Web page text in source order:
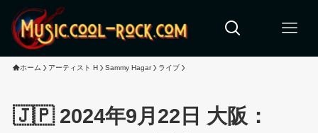
ホーム アーティスト H Sammy Hagar ライブ
🇯🇵 2024年9月22日 大阪：